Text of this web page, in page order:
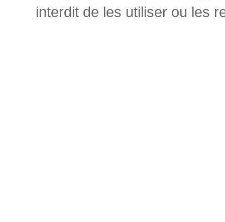
interdit de les utiliser ou les